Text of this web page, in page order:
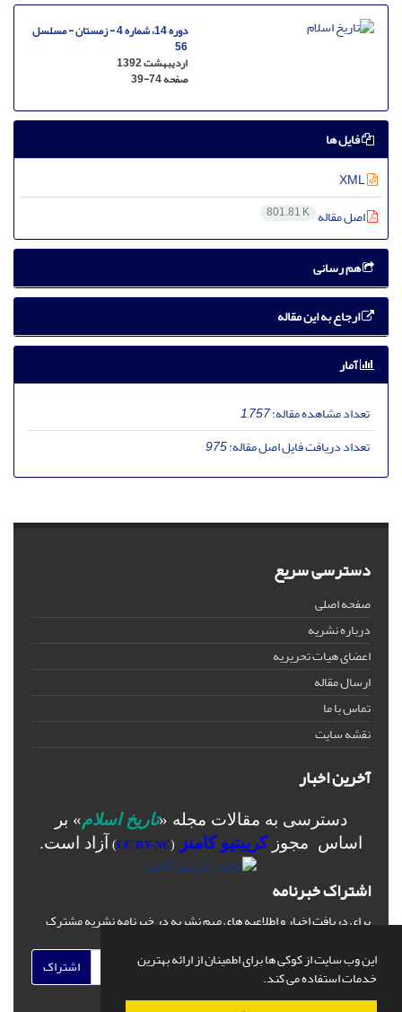
این وب سایت از کوکی ها برای اطمینان از ارائه بهترین
خدمات استفاده می کند.
دوره 14، شماره 4 - زمستان - مسلسل
56
اردیبهشت 1392
صفحه39-74
فایل ها
اصل مقاله 801.81 K
هم رسانی
ارجاع به این مقاله
آمار
تعداد مشاهده مقاله:1,757
تعداد دریافت فایل اصل مقاله:975
دسترسی سریع
صفحه اصلی
درباره نشریه
اعضای هیات تحریریه
ارسال مقاله
تماس با ما
نقشه سایت
آخرین اخبار
دسترسی به مقالات مجله «تاریخ اسلام» بر
اساس مجوزکرییتیو کامنز (
CC BY-NC
) آزاد است.
اشتراک خبرنامه
برای دریافت اخبار و اطلاعیه های مهم نشریه در خبرنامه نشریه مشترک
اشتراک